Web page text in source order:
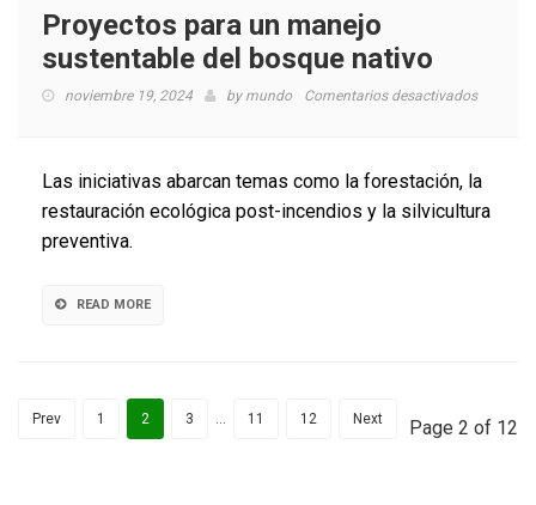
Proyectos para un manejo
sustentable del bosque nativo
noviembre 19, 2024 by mundo Comentarios desactivadosen
manejo
Las iniciativas abarcan temas como la forestación, la
restauración ecológica post-incendios y la silvicultura
preventiva.
READ MORE
Prev 1 2 3 … 11 12 Next Page 2 of 12